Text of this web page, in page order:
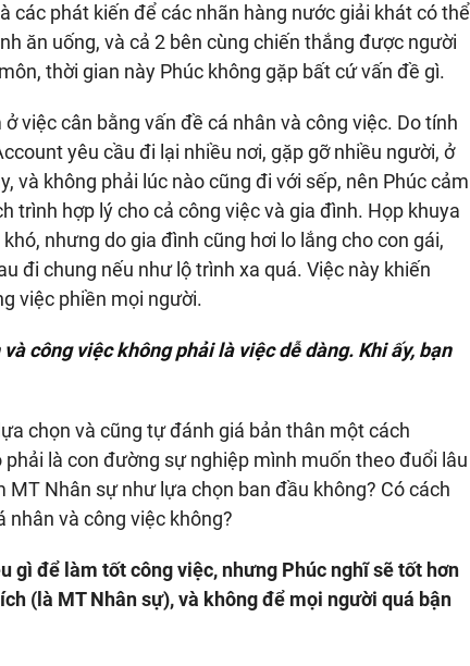
các phát kiến để các nhãn hàng nước giải khát có thể
ăn uống, và cả 2 bên cùng chiến thắng được người
thời gian này Phúc không gặp bất cứ vấn đề gì.
việc cân bằng vấn đề cá nhân và công việc. Do tính
yêu cầu đi lại nhiều nơi, gặp gỡ nhiều người, ở
và không phải lúc nào cũng đi với sếp, nên Phúc cảm
trình hợp lý cho cả công việc và gia đình. Họp khuya
nhưng do gia đình cũng hơi lo lắng cho con gái,
đi chung nếu như lộ trình xa quá. Việc này khiến
việc phiền mọi người.
công việc không phải là việc dễ dàng. Khi ấy, bạn
chọn và cũng tự đánh giá bản thân một cách
là con đường sự nghiệp mình muốn theo đuổi lâu
Nhân sự như lựa chọn ban đầu không? Có cách
nhân và công việc không?
gì để làm tốt công việc, nhưng Phúc nghĩ sẽ tốt hơn
(là MT Nhân sự), và không để mọi người quá bận